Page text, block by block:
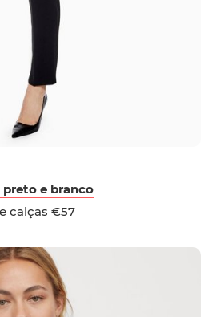
preto e branco
calças €57